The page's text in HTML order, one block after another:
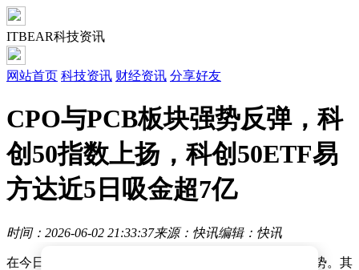
ITBEAR科技资讯
网站首页 科技资讯 财经资讯 分享好友
CPO与PCB板块强势反弹，科
创50指数上扬，科创50ETF易
方达近5日吸金超7亿
时间：2026-06-02 21:33:37来源：快讯编辑：快讯
在今日的交易市场中，科创板相关指数整体呈现上涨态势。其